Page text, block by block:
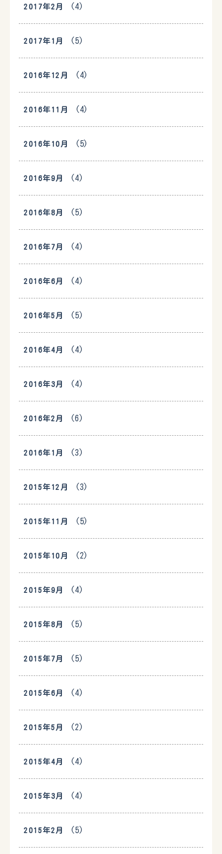
2017年2月 (4)
2017年1月 (5)
2016年12月 (4)
2016年11月 (4)
2016年10月 (5)
2016年9月 (4)
2016年8月 (5)
2016年7月 (4)
2016年6月 (4)
2016年5月 (5)
2016年4月 (4)
2016年3月 (4)
2016年2月 (6)
2016年1月 (3)
2015年12月 (3)
2015年11月 (5)
2015年10月 (2)
2015年9月 (4)
2015年8月 (5)
2015年7月 (5)
2015年6月 (4)
2015年5月 (2)
2015年4月 (4)
2015年3月 (4)
2015年2月 (5)